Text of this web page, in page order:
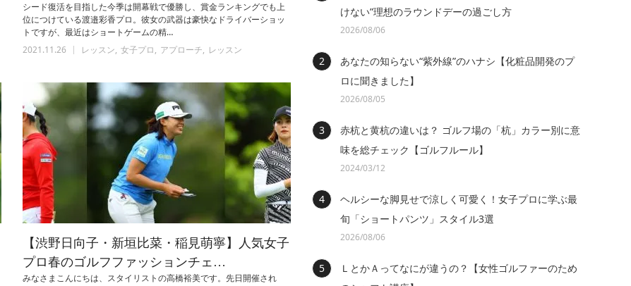
シード復活を目指した今季は開幕戦で優勝し、賞金ランキングでも上
位につけている渡邉彩香プロ。彼女の武器は豪快なドライバーショッ
トですが、最近はショートゲームの精…
2021.11.26
レッスン 女子プロ アプローチ レッスン
【渋野日向子・新垣比菜・稲見萌寧】人気女子
プロ春のゴルフファッションチェ…
みなさまこんにちは、スタイリストの高橋裕美です。先日開催され
けない”理想のラウンドデーの過ごし方
2026/08/06
あなたの知らない“紫外線”のハナシ【化粧品開発のプ
ロに聞きました】
2026/08/05
赤杭と黄杭の違いは？ ゴルフ場の「杭」カラー別に意
味を総チェック【ゴルフルール】
2024/03/12
ヘルシーな脚見せで涼しく可愛く！女子プロに学ぶ最
旬「ショートパンツ」スタイル3選
2026/08/06
ＬとかＡってなにが違うの？【女性ゴルファーのため